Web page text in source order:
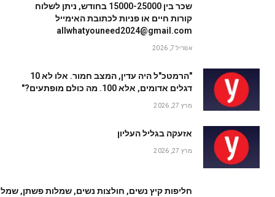
שכר בין 15000-25000 בחודש, ניתן לשלוח
קורות חיים או פניות לכתובת האימייל
allwhatyouneed2024@gmail.com
אפריל 7, 2026
"הרמטכ"ל היה עדין, המצב חמור. אלו לא 10
דגלים אדומים, אלא 100. מה כולם מופתעים?"
מרץ 27, 2026
אזעקה בגליל העליון
מרץ 27, 2026
חליפות קיץ נשים, חולצות נשים, שמלות פשתן,